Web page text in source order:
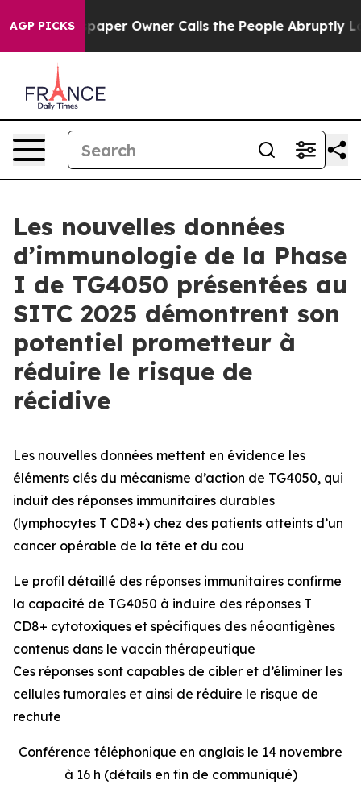
AGP PICKSOwner Calls the People Abruptly Laid off
Les nouvelles données
d’immunologie de la Phase
I de TG4050 présentées au
SITC 2025 démontrent son
potentiel prometteur à
réduire le risque de
récidive
Les nouvelles données mettent en évidence les
éléments clés du mécanisme d’action de TG4050, qui
induit des réponses immunitaires durables
(lymphocytes T CD8+) chez des patients atteints d’un
cancer opérable de la tête et du cou
Le profil détaillé des réponses immunitaires confirme
la capacité de TG4050 à induire des réponses T
CD8+ cytotoxiques et spécifiques des néoantigènes
contenus dans le vaccin thérapeutique
Ces réponses sont capables de cibler et d’éliminer les
cellules tumorales et ainsi de réduire le risque de
rechute
Conférence téléphonique en anglais le 14 novembre
à 16 h (détails en fin de communiqué)